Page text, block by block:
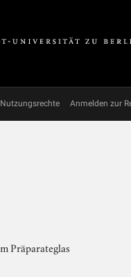
Nutzungsrechte Anmelden zur
Präparateglas